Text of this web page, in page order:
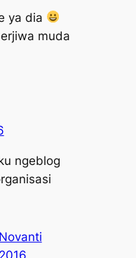
ya dia
muda
ngeblog